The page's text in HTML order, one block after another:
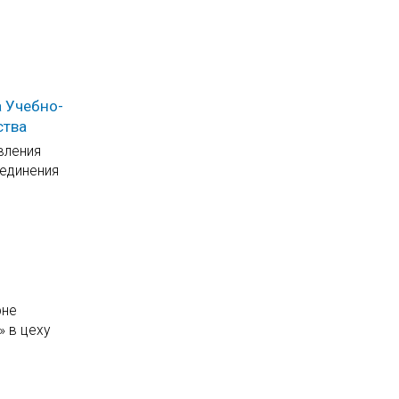
Учебно-
в цеху